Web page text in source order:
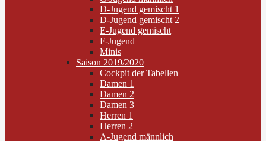
D-Jugend gemischt 1
D-Jugend gemischt 2
E-Jugend gemischt
F-Jugend
Minis
Saison 2019/2020
Cockpit der Tabellen
Damen 1
Damen 2
Damen 3
Herren 1
Herren 2
A-Jugend männlich